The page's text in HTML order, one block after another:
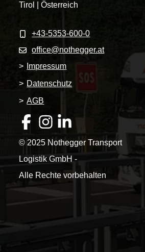
Tirol | Österreich
+43-5353-600-0
office@nothegger.at
>
Impressum
> Datenschutz
> AGB
© 2025 Nothegger Transport
Logistik GmbH -
Alle Rechte vorbehalten